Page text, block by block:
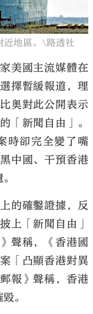
地區。\路透社
美國主流媒體在
擇暫緩報道，理
奧對此公開表示
「新聞自由」。
時卻完全變了嘴
中國、干預香港
的確鑿證據，反
上「新聞自由」
聲稱，《香港國
「凸顯香港對異
報》聲稱，香港
。